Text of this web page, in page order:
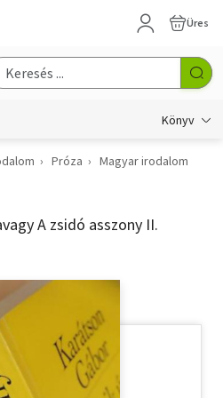
Üres
Könyv
Próza
Magyar irodalom
A zsidó asszony II.